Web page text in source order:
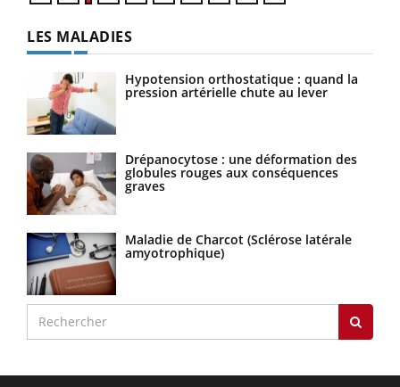
LES MALADIES
Hypotension orthostatique : quand la
pression artérielle chute au lever
Drépanocytose : une déformation des
globules rouges aux conséquences
graves
Maladie de Charcot (Sclérose latérale
amyotrophique)